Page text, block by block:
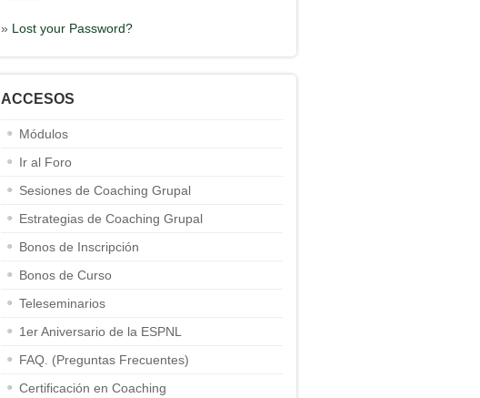
» Lost your Password?
ACCESOS
Módulos
Ir al Foro
Sesiones de Coaching Grupal
Estrategias de Coaching Grupal
Bonos de Inscripción
Bonos de Curso
Teleseminarios
1er Aniversario de la ESPNL
FAQ. (Preguntas Frecuentes)
Certificación en Coaching